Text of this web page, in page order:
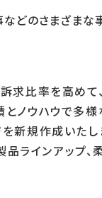
どのさまざまな
求比率を高めて
ノウハウで多様
新規作成いたし
ラインアップ、